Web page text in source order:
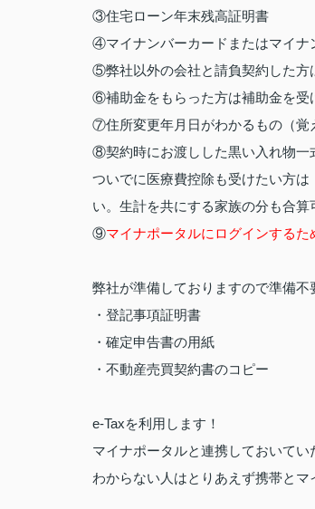
③住宅ローン年末残高証明書
④マイナンバーカードまたはマイナ
⑤弊社以外の会社と請負契約した方
⑥補助金をもらった方は補助金を受
⑦住所変更年月日がわかるもの（覚
⑧契約時にお渡しした黒い入れ物一
ついでに医療費控除も受けたい方
い。生計を共にする家族の分も合算
⑨マイナポータルにログインするた
弊社が準備しておりますので準備不
・登記事項証明書
・確定申告書の用紙
・不動産売買契約書のコピー
e-Taxを利用します！
マイナポータルと連携しておいてい
わからない人はとりあえず携帯と